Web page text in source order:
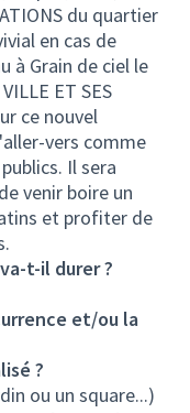
du quartier
en cas de
à Grain de ciel le
ET SES
ce nouvel
vers comme
Il sera
venir boire un
et profiter de
t-il durer ?
et/ou la
?
ou un square...)